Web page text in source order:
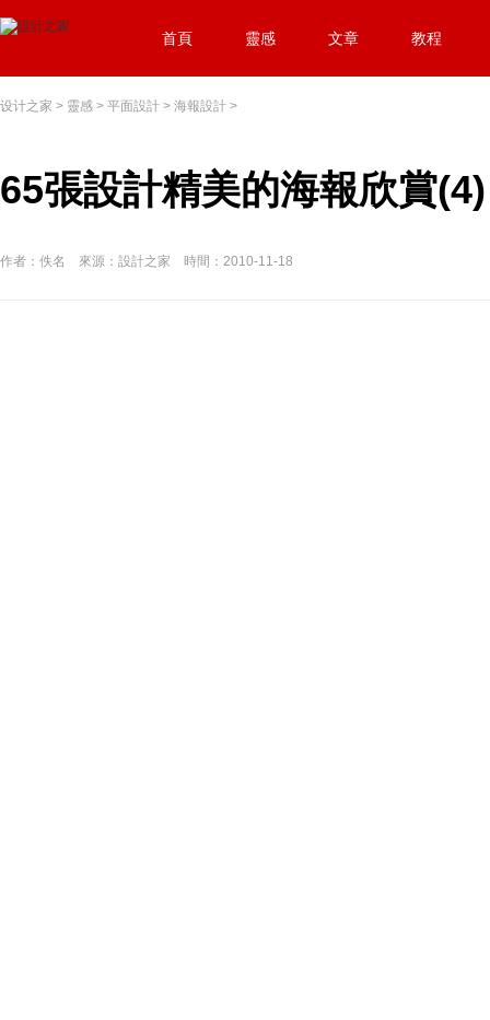
首頁 靈感 文章 教程
设计之家 > 靈感 > 平面設計 > 海報設計 >
65張設計精美的海報欣賞(4)
作者：佚名 來源：設計之家 時間：2010-11-18